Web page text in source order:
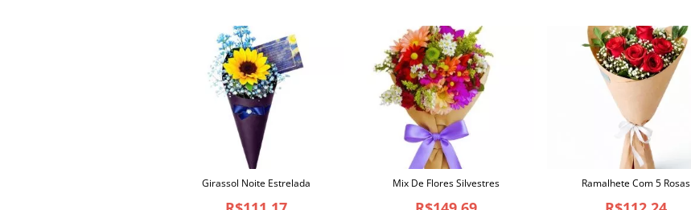
Girassol Noite Estrelada Mix De Flores Silvestres Ramalhete Com 5 Rosas